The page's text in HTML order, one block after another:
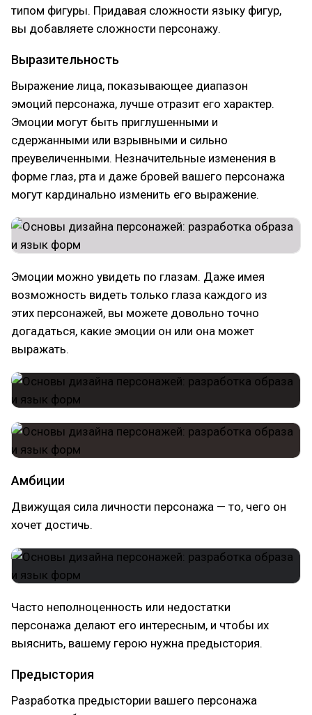
типом фигуры. Придавая сложности языку фигур,
вы добавляете сложности персонажу.
Выразительность
Выражение лица, показывающее диапазон
эмоций персонажа, лучше отразит его характер.
Эмоции могут быть приглушенными и
сдержанными или взрывными и сильно
преувеличенными. Незначительные изменения в
форме глаз, рта и даже бровей вашего персонажа
могут кардинально изменить его выражение.
Эмоции можно увидеть по глазам. Даже имея
возможность видеть только глаза каждого из
этих персонажей, вы можете довольно точно
догадаться, какие эмоции он или она может
выражать.
Амбиции
Движущая сила личности персонажа — то, чего он
хочет достичь.
Часто неполноценность или недостатки
персонажа делают его интересным, и чтобы их
выяснить, вашему герою нужна предыстория.
Предыстория
Разработка предыстории вашего персонажа